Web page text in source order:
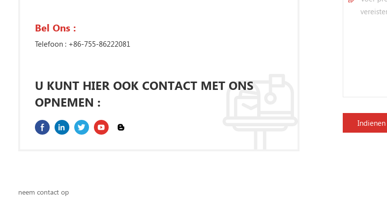
Bel Ons :
Telefoon : +86-755-86222081
U KUNT HIER OOK CONTACT MET ONS
OPNEMEN :
neem contact op